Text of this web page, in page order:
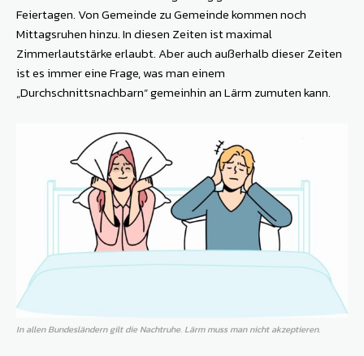
Feiertagen. Von Gemeinde zu Gemeinde kommen noch
Mittagsruhen hinzu. In diesen Zeiten ist maximal
Zimmerlautstärke erlaubt. Aber auch außerhalb dieser Zeiten
ist es immer eine Frage, was man einem
„Durchschnittsnachbarn“ gemeinhin an Lärm zumuten kann.
In allen Bundesländern gilt die Nachtruhe. Lärm muss man nicht akzeptieren.